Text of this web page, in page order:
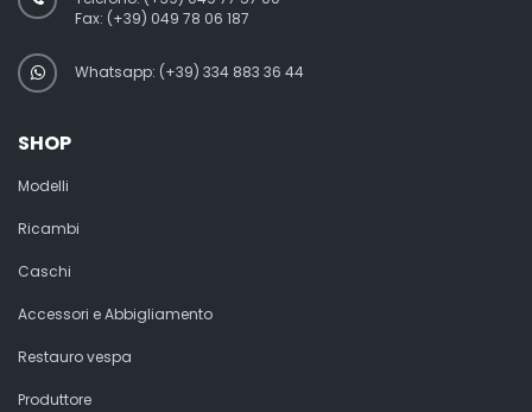
Fax: (+39) 049 78 06 187
Whatsapp: (+39) 334 883 36 44
SHOP
Modelli
Ricambi
Caschi
Accessori e Abbigliamento
Restauro vespa
Produttore